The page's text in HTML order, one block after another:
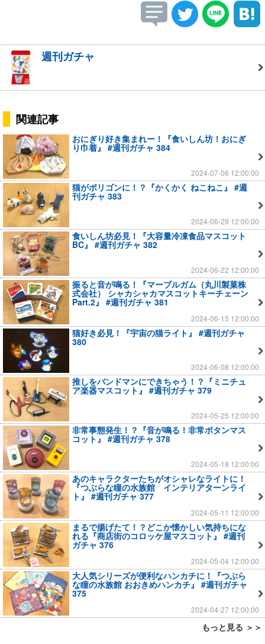
週刊ガチャ
関連記事
おにぎり好き集まれー！『食いしん坊！おにぎ
り巾着』 #週刊ガチャ 384
2024-07-06 12:00:00
猫がポリゴンに！？『かくかく ねこねこ』 #週
刊ガチャ 383
2024-06-29 12:00:00
食いしん坊必見！『大容量冷凍食品マスコット
BC』 #週刊ガチャ 382
2024-06-22 12:00:00
振ると音が鳴る！『マーブルガム（丸川製菓株
式会社） シャカシャカマスコットキーチェーン
Part.2』 #週刊ガチャ 381
2024-06-15 12:00:00
猫好き必見！『宇宙の猫ライト』 #週刊ガチャ
380
2024-06-08 12:00:00
推しをバンドマンにできちゃう！？『ミニチュ
ア楽器マスコット』 #週刊ガチャ 379
2024-05-25 12:00:00
非常事態発生！？『音が鳴る！非常ボタンマス
コット』 #週刊ガチャ 378
2024-05-18 12:00:00
あのキャラクターたちがオシャレなライトに！
『つぶらな瞳の水族館 インテリアターンライ
ト』 #週刊ガチャ 377
2024-05-11 12:00:00
まるで揚げたて！？どこか懐かしい気持ちにな
れる『商店街のコロッケ屋マスコット』 #週刊
ガチャ 376
2024-05-04 12:00:00
大人気シリーズが便利なハンカチに！『つぶら
な瞳の水族館 おおきめハンカチ』 #週刊ガチャ
375
2024-04-27 12:00:00
もっと見る ＞＞